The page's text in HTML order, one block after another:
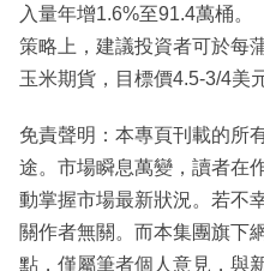
入量年增1.6%至91.4萬桶。
策略上，建議投資者可於每
玉米期貨，目標價4.5-3/4美
免責聲明：本專頁刊載的所
途。市場瞬息萬變，讀者在
動掌握市場最新狀況。若不
關作者無關。而本集團旗下
點，僅屬筆者個人意見，與